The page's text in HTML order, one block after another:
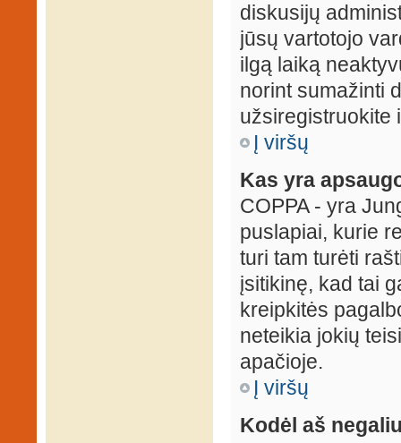
diskusijų
jūsų vartotojo
ilgą laiką
norint sumažinti
užsiregistruokite
Į viršų
Kas yra
COPPA - yra
puslapiai, kurie
turi tam turėti
įsitikinę, kad tai
kreipkitės
neteikia jokių
apačioje.
Į viršų
Kodėl aš